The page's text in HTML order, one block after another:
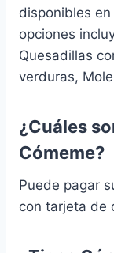
disponibles
opciones
Quesadillas
verduras,
¿Cuáles
Cómeme?
Puede pagar
con tarjeta de